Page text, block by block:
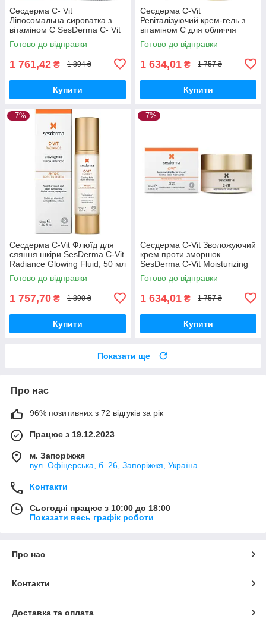
Сесдерма C- Vit
Ліпосомальна сироватка з
вітаміном C SesDerma C- Vit
Liposomal Serum, 30 мл
Готово до відправки
1 761,42 ₴ 1 894 ₴
Купити
Сесдерма C-Vit
Ревіталізуючий крем-гель з
вітаміном C для обличчя
SesDerma C-Vit Revitalizing
Cream Gel, 50 мл
Готово до відправки
1 634,01 ₴ 1 757 ₴
Купити
–7%
Сесдерма C-Vit Флюїд для
сяяння шкіри SesDerma C-Vit
Radiance Glowing Fluid, 50 мл
Готово до відправки
1 757,70 ₴ 1 890 ₴
Купити
–7%
Сесдерма C-Vit Зволожуючий
крем проти зморшок
SesDerma C-Vit Moisturizing
Face Cream, 50 мл
Готово до відправки
1 634,01 ₴ 1 757 ₴
Купити
Показати ще
Про нас
96% позитивних з 72 відгуків за рік
Працює з 19.12.2023
м. Запоріжжя
вул. Офіцерська, б. 26, Запоріжжя, Україна
Контакти
Сьогодні працює з 10:00 до 18:00
Показати весь графік роботи
Про нас
Контакти
Доставка та оплата